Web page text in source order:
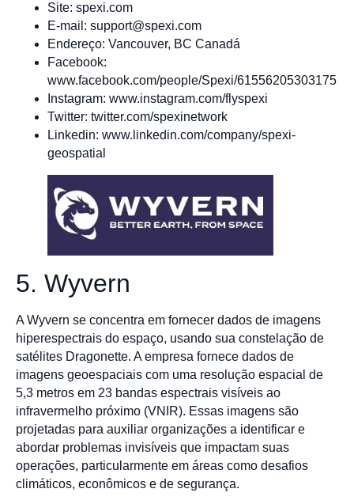
Site: spexi.com
E-mail: support@spexi.com
Endereço: Vancouver, BC Canadá
Facebook:
www.facebook.com/people/Spexi/61556205303175
Instagram: www.instagram.com/flyspexi
Twitter: twitter.com/spexinetwork
Linkedin: www.linkedin.com/company/spexi-
geospatial
5. Wyvern
A Wyvern se concentra em fornecer dados de imagens
hiperespectrais do espaço, usando sua constelação de
satélites Dragonette. A empresa fornece dados de
imagens geoespaciais com uma resolução espacial de
5,3 metros em 23 bandas espectrais visíveis ao
infravermelho próximo (VNIR). Essas imagens são
projetadas para auxiliar organizações a identificar e
abordar problemas invisíveis que impactam suas
operações, particularmente em áreas como desafios
climáticos, econômicos e de segurança.